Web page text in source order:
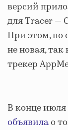
версий
для Tracer —
При этом, по
не новая,
трекер
В конце июля
объявилао